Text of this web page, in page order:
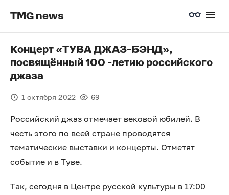
TMG news
Концерт «ТУВА ДЖАЗ-БЭНД»,
посвящённый 100 -летию российского
джаза
1 октября 2022 69
Российский джаз отмечает вековой юбилей. В
честь этого по всей стране проводятся
тематические выставки и концерты. Отметят
событие и в Туве.
Так, сегодня в Центре русской культуры в 17:00